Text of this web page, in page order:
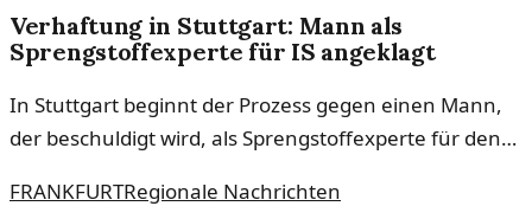
Verhaftung in Stuttgart: Mann als
Sprengstoffexperte für IS angeklagt
In Stuttgart beginnt der Prozess gegen einen Mann,
der beschuldigt wird, als Sprengstoffexperte für den
auf die Gefahr des internationalen Terrorismus.
FRANKFURTRegionale Nachrichten